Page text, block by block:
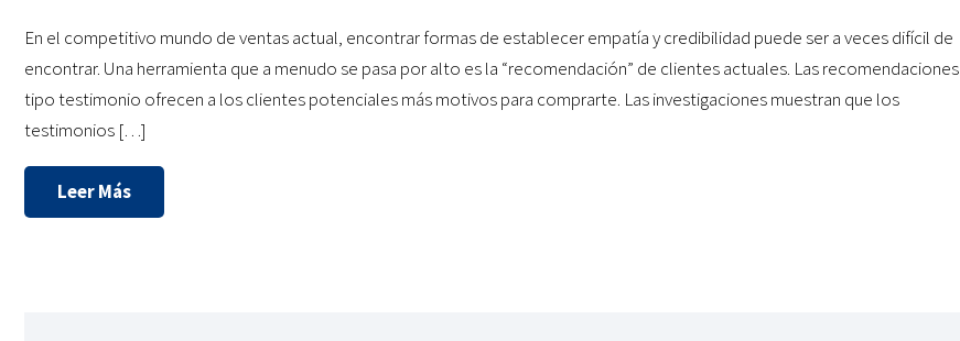
En el competitivo mundo de ventas actual, encontrar formas de establecer empatía y credibilidad puede ser a veces difícil de
encontrar. Una herramienta que a menudo se pasa por alto es la “recomendación” de clientes actuales. Las recomendaciones
tipo testimonio ofrecen a los clientes potenciales más motivos para comprarte. Las investigaciones muestran que los
testimonios […]
Leer Más